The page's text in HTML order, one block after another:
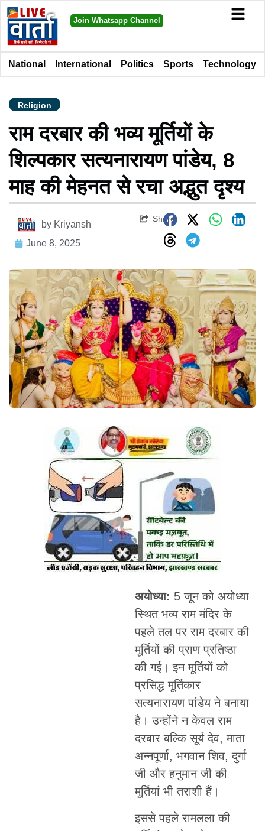
Join Whatsapp Channel
National International Politics Sports Technology
Religion
राम दरबार की भव्य मूर्तियों के
शिल्पकार सत्यनारायण पांडेय, 8
माह की मेहनत से रचा अद्भुत दृश्य
by Kriyansh
June 8, 2025
Share
अयोध्या: 5 जून को अयोध्या
स्थित भव्य राम मंदिर के
पहले तल पर राम दरबार की
मूर्तियों की प्राण प्रतिष्ठा
की गई। इन मूर्तियों को
प्रसिद्ध मूर्तिकार
सत्यनारायण पांडेय ने बनाया
है। उन्होंने न केवल राम
दरबार बल्कि सूर्य देव, माता
अन्नपूर्णा, भगवान शिव, दुर्गा
जी और हनुमान जी की
मूर्तियां भी तराशी हैं।
इससे पहले रामलला की